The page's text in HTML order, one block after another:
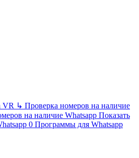
VR ↳ Проверка номеров на наличие
на наличие Whatsapp Показать
Программы для Whatsapp